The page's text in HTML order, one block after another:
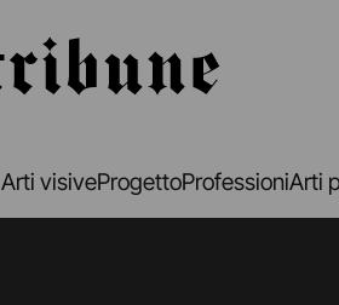
Arti visiveProgettoProfessioniArti